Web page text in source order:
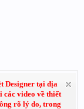
Designer tại địa
các video về thiết
rõ lý do, trong